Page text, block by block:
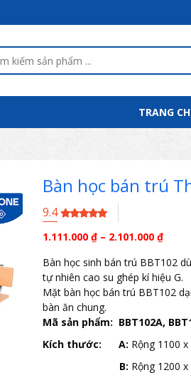
TRANG
Bàn học bán trú
9.4
1.111.000₫ – 2.101.000₫
Bàn học sinh bán trú BBT102
tự nhiên cao su ghép kí hiệu G.
Mặt bàn học bán trú BBT102
bàn ăn chung.
Mã sản phẩm: BBT102A,
Kích thước: A: Rộng 1100
B: Rộng 1200